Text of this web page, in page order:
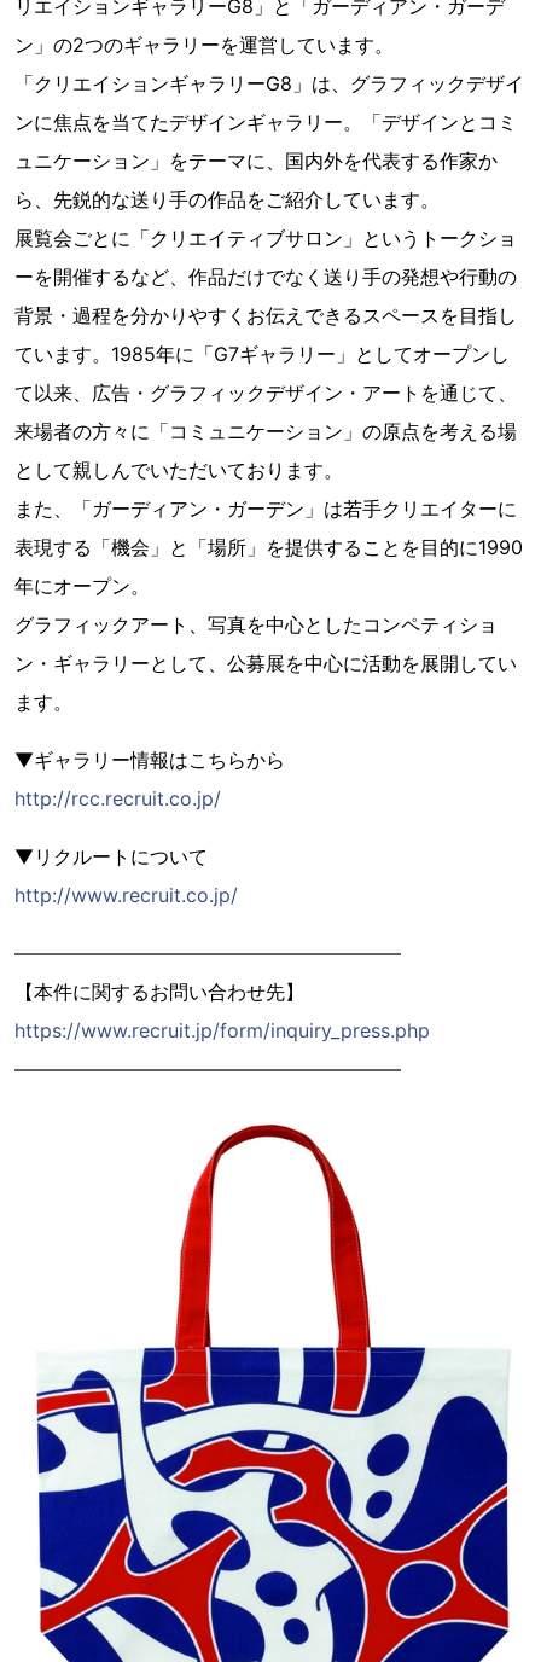
リエイションギャラリーG8」と「ガーディアン・ガーデ
ン」の2つのギャラリーを運営しています。
「クリエイションギャラリーG8」は、グラフィックデザイ
ンに焦点を当てたデザインギャラリー。「デザインとコミ
ュニケーション」をテーマに、国内外を代表する作家か
ら、先鋭的な送り手の作品をご紹介しています。
展覧会ごとに「クリエイティブサロン」というトークショ
ーを開催するなど、作品だけでなく送り手の発想や行動の
背景・過程を分かりやすくお伝えできるスペースを目指し
ています。1985年に「G7ギャラリー」としてオープンし
て以来、広告・グラフィックデザイン・アートを通じて、
来場者の方々に「コミュニケーション」の原点を考える場
として親しんでいただいております。
また、「ガーディアン・ガーデン」は若手クリエイターに
表現する「機会」と「場所」を提供することを目的に1990
年にオープン。
グラフィックアート、写真を中心としたコンペティショ
ン・ギャラリーとして、公募展を中心に活動を展開してい
ます。
▼ギャラリー情報はこちらから
http://rcc.recruit.co.jp/
▼リクルートについて
http://www.recruit.co.jp/
――――――――――――――――――――
【本件に関するお問い合わせ先】
https://www.recruit.jp/form/inquiry_press.php
――――――――――――――――――――